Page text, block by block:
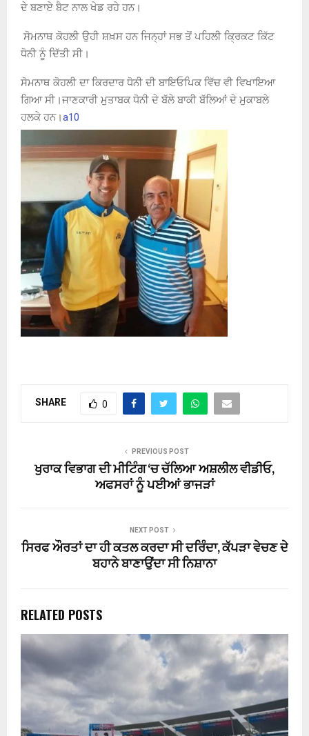
ਦੇ ਬਣਾਏ ਬੈਟ ਨਾਲ ਖੇਡ ਰਹੇ ਹਨ।
ਸੋਮਨਾਥ ਕੋਹਲੀ ਉਹੀ ਸ਼ਖ਼ਸ ਹਨ ਜਿਨ੍ਹਾਂ ਸਭ ਤੋਂ ਪਹਿਲੀ ਕ੍ਰਿਕਟ ਕਿੱਟ
ਧੋਨੀ ਨੂੰ ਦਿੱਤੀ ਸੀ।
ਸੋਮਨਾਥ ਕੋਹਲੀ ਦਾ ਕਿਰਦਾਰ ਧੋਨੀ ਦੀ ਬਾਇਓਪਿਕ ਵਿੱਚ ਵੀ ਵਿਖਾਇਆ
ਗਿਆ ਸੀ।ਜਾਣਕਾਰੀ ਮੁਤਾਬਕ ਧੋਨੀ ਦੇ ਬੱਲੇ ਬਾਕੀ ਬੱਲਿਆਂ ਦੇ ਮੁਕਾਬਲੇ
ਹਲਕੇ ਹਨ।a10
SHARE 0
PREVIOUS POST
ਖੁਰਾਕ ਵਿਭਾਗ ਦੀ ਮੀਟਿੰਗ ‘ਚ ਚੱਲਿਆ ਅਸ਼ਲੀਲ ਵੀਡੀਓ,
ਅਫਸਰਾਂ ਨੂੰ ਪਈਆਂ ਭਾਜੜਾਂ
NEXT POST
ਸਿਰਫ ਔਰਤਾਂ ਦਾ ਹੀ ਕਤਲ ਕਰਦਾ ਸੀ ਦਰਿੰਦਾ, ਕੱਪੜਾ ਵੇਚਣ ਦੇ
ਬਹਾਨੇ ਬਾਣਾਉਂਦਾ ਸੀ ਨਿਸ਼ਾਨਾ
RELATED POSTS